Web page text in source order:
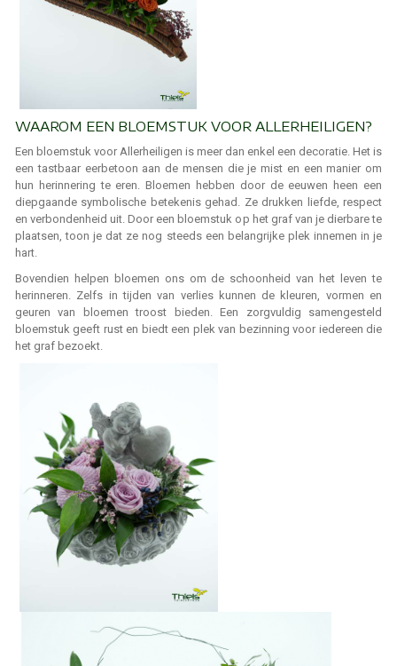
WAAROM EEN BLOEMSTUK VOOR ALLERHEILIGEN?
Een bloemstuk voor Allerheiligen is meer dan enkel een decoratie. Het is
een tastbaar eerbetoon aan de mensen die je mist en een manier om
hun herinnering te eren. Bloemen hebben door de eeuwen heen een
diepgaande symbolische betekenis gehad. Ze drukken liefde, respect
en verbondenheid uit. Door een bloemstuk op het graf van je dierbare te
plaatsen, toon je dat ze nog steeds een belangrijke plek innemen in je
hart.
Bovendien helpen bloemen ons om de schoonheid van het leven te
herinneren. Zelfs in tijden van verlies kunnen de kleuren, vormen en
geuren van bloemen troost bieden. Een zorgvuldig samengesteld
bloemstuk geeft rust en biedt een plek van bezinning voor iedereen die
het graf bezoekt.